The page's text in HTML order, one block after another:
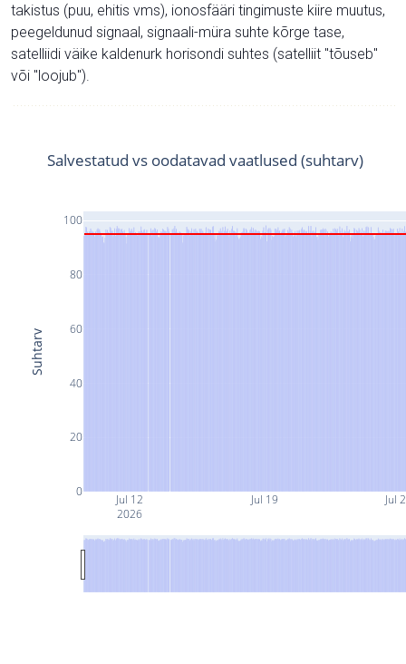
takistus (puu, ehitis vms), ionosfääri tingimuste kiire muutus,
peegeldunud signaal, signaali-müra suhte kõrge tase,
satelliidi väike kaldenurk horisondi suhtes (satelliit "tõuseb"
või "loojub").
Jul 12
2026
Jul 19 Jul
0
20
40
60
80
100
Salvestatud vs oodatavad vaatlused (suhtarv)
Suhtarv